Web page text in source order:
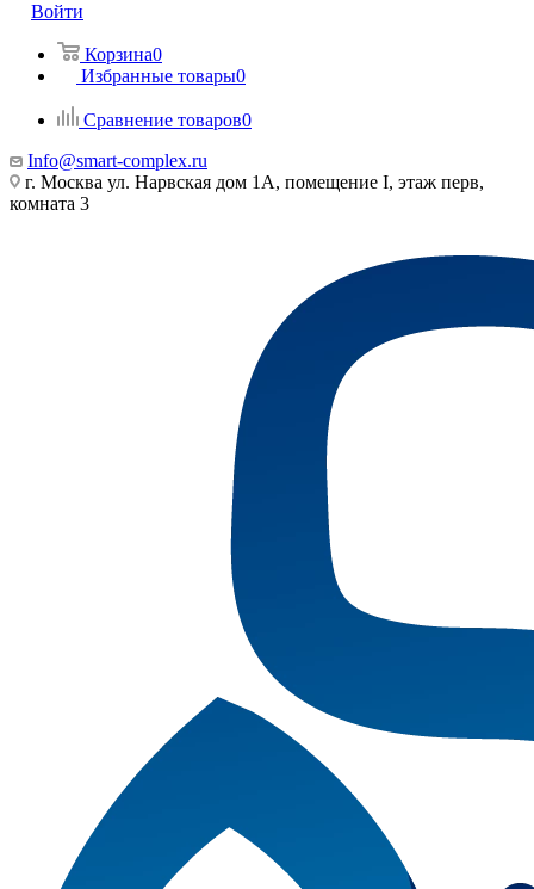
Войти
Корзина0
Избранные товары0
Сравнение товаров0
Info@smart-complex.ru
г. Москва ул. Нарвская дом 1А, помещение I, этаж перв,
комната 3